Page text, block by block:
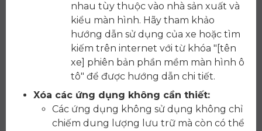
nhau tùy thuộc vào nhà sản xuất và
kiểu màn hình. Hãy tham khảo
hướng dẫn sử dụng của xe hoặc tìm
kiếm trên internet với từ khóa "[tên
xe] phiên bản phần mềm màn hình ô
tô" để được hướng dẫn chi tiết.
Xóa các ứng dụng không cần thiết:
Các ứng dụng không sử dụng không chỉ
chiếm dung lượng lưu trữ mà còn có thể